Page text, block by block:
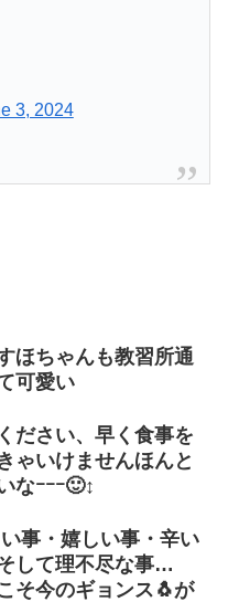
3, 2024
ほちゃんも教習所通
可愛い
ださい、早く食事を
ゃいけませんほんと
なｰｰｰ🙂‍↕️
事・嬉しい事・辛い
して理不尽な事…
そ今のギョンス🐧が